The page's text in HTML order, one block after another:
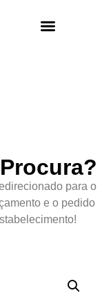
para o
e o pedido